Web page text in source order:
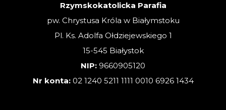
Rzymskokatolicka Parafia
pw. Chrystusa Króla w Białymstoku
Pl. Ks. Adolfa Ołdziejewskiego 1
15-545 Białystok
NIP: 9660905120
Nr konta: 02 1240 5211 1111 0010 6926 1434